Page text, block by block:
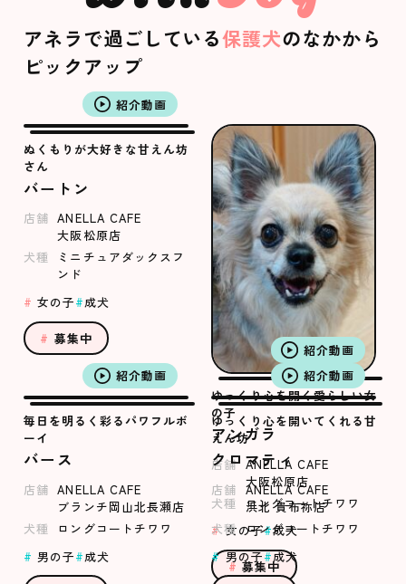
アネラで過ごしている保護犬のなかから
ピックアップ
紹介動画
ぬくもりが大好きな甘えん坊
さん
バートン
店舗 ANELLA CAFE
大阪松原店
犬種
ミニチュアダックスフ
ンド
女の子
成犬
募集中
紹介動画
ゆっくり心を開く愛らしい女
の子
アンガラ
店舗 ANELLA CAFE
大阪松原店
犬種
ロングコートチワワ
女の子 成犬
募集中
紹介動画
毎日を明るく彩るパワフルボ
ーイ
バース
店舗 ANELLA CAFE
ブランチ岡山北長瀬店
犬種
ロングコートチワワ
男の子
成犬
紹介動画
ゆっくり心を開いてくれる甘
えん坊
クロマティ
店舗 ANELLA CAFE
浜北 貴布祢店
犬種 ロングコートチワワ
男の子 成犬